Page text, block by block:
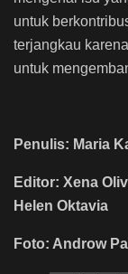
untuk
terjangkau
untuk
Penulis: Maria
Editor: Xena
Helen Oktavia
Foto: Androw